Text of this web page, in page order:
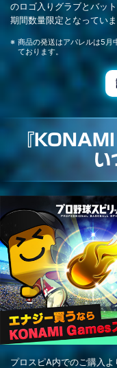
のロゴ入りグラブとバッ
期間数量限定となってい
商品の発送はアパレルは5
ております。
『
い
プロスピA内でのご購入